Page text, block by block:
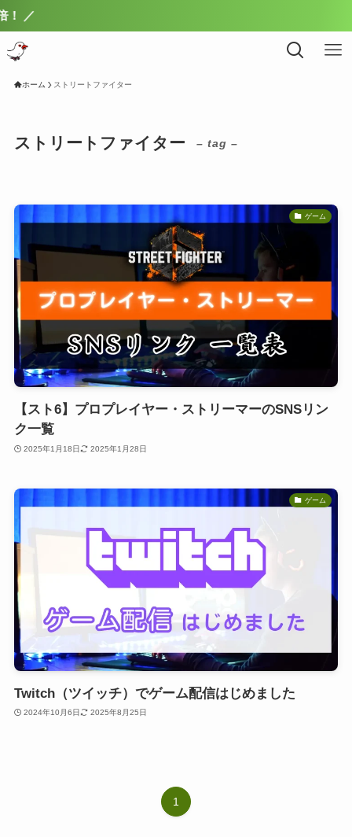
ホーム ストリートファイター
ストリートファイター – tag –
ゲーム
【スト6】プロプレイヤー・ストリーマーのSNSリン
ク一覧
2025年1月18日 2025年1月28日
ゲーム
Twitch（ツイッチ）でゲーム配信はじめました
2024年10月6日 2025年8月25日
1